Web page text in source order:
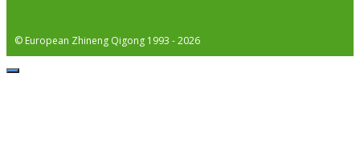
© European Zhineng Qigong 1993 - 2026
Stäng